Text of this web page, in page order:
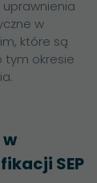
w
które są
tym okresie
w
SEP